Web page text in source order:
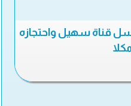
قناة سهيل واحتجازه